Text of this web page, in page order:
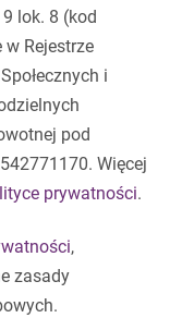
lok. 8 (kod
Rejestrze
i
pod
Więcej
prywatności.
,
zasady